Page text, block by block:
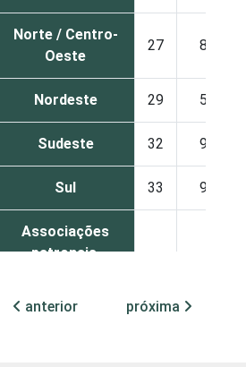
Norte / Centro-
Oeste
27 8
Nordeste 29 5
Sudeste 32 9
Sul 33 9
Associações
patronais,
anterior próxima